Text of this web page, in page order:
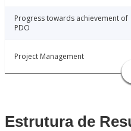
Progress towards achievement of
PDO
Project Management
Estrutura de